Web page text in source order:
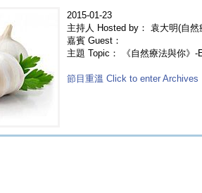
2015-01-23
主持人 Hosted by： 袁大明(自然
嘉賓 Guest：
主題 Topic： 《自然療法與你》-
節目重溫 Click to enter Archives